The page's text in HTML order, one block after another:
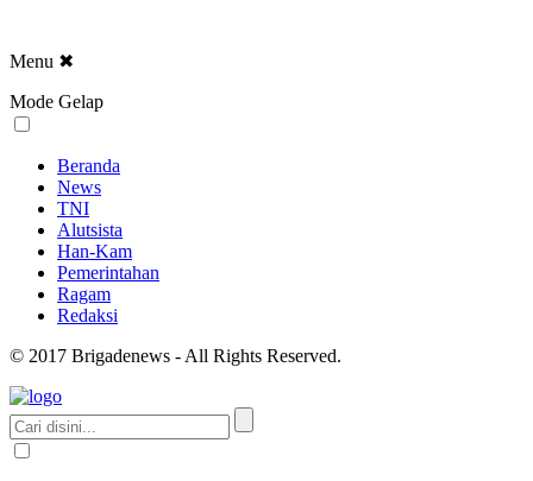
Menu ✖
Mode Gelap
Beranda
News
TNI
Alutsista
Han-Kam
Pemerintahan
Ragam
Redaksi
© 2017 Brigadenews - All Rights Reserved.